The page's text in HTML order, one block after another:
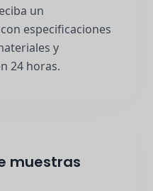
un
especificaciones
y
24 horas.
muestras